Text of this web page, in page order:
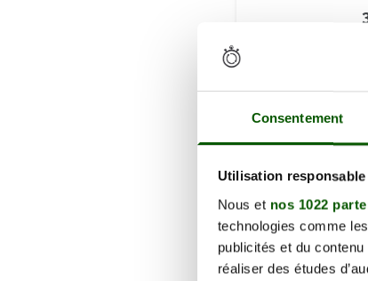
Consentement
Utilisation
Nous et nos 1022
technologies comme
publicités et du
réaliser des études
122.00 €
132.00 €